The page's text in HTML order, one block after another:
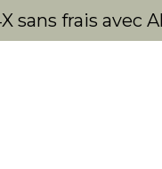
sans frais avec